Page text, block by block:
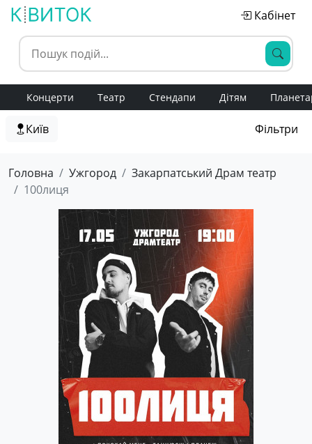
Кабінет
Концерти Театр Стендапи Дітям
Київ Фільтри
Головна Ужгород
Закарпатський Драм театр
100лиця